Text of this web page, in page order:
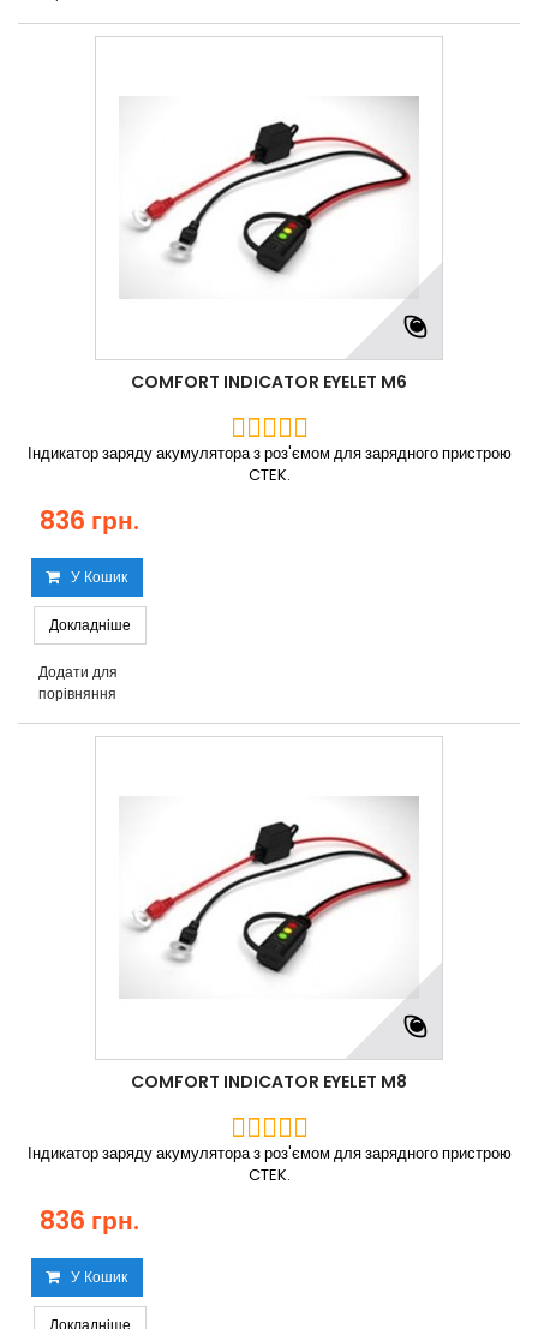
COMFORT INDICATOR EYELET M6
Індикатор заряду акумулятора з роз'ємом для зарядного пристрою
CTEK.
836 грн.
У Кошик
Докладніше
Додати для
порівняння
COMFORT INDICATOR EYELET M8
Індикатор заряду акумулятора з роз'ємом для зарядного пристрою
CTEK.
836 грн.
У Кошик
Докладніше